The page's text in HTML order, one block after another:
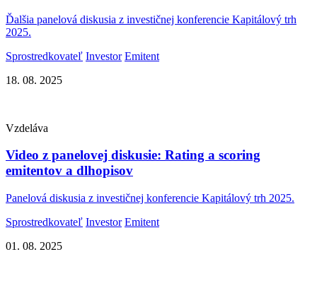
Ďalšia panelová diskusia z investičnej konferencie Kapitálový trh
2025.
Sprostredkovateľ Investor Emitent
18. 08. 2025
Vzdeláva
Video z panelovej diskusie: Rating a scoring
emitentov a dlhopisov
Panelová diskusia z investičnej konferencie Kapitálový trh 2025.
Sprostredkovateľ Investor Emitent
01. 08. 2025